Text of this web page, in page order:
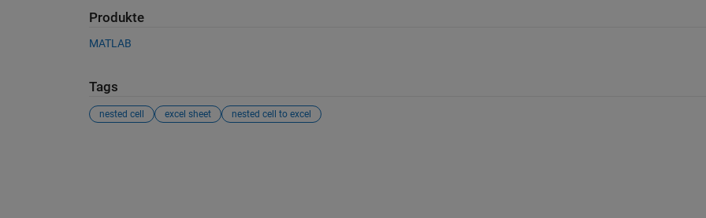
Produkte
MATLAB
Tags
nested cell excel sheet nested cell to excel